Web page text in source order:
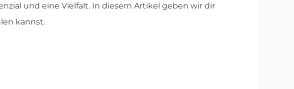
und eine Vielfalt. In diesem Artikel geben wir dir
kannst.